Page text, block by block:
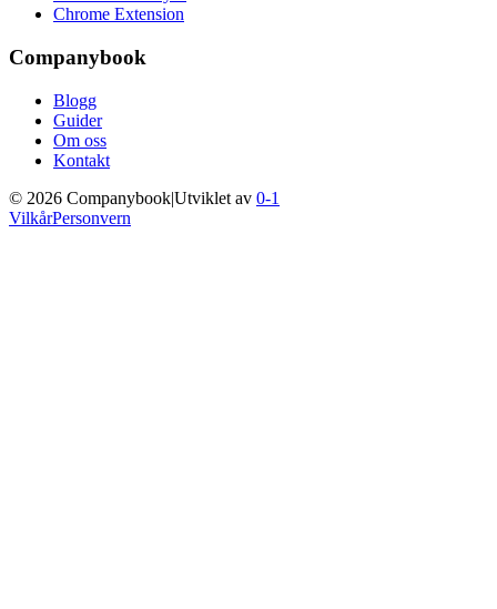
Chrome Extension
Companybook
Blogg
Guider
Om oss
Kontakt
© 2026 Companybook|Utviklet av 0-1
VilkårPersonvern